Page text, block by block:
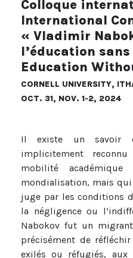
Colloque
International
« Vladimir
l’éducation
Education
CORNELL UNIVERSITY,
OCT. 31, NOV. 1-2, 2024
Il existe un savoir
implicitement
mobilité
mondialisation, mais qui
juge par les conditions
la négligence ou
Nabokov fut un
précisément de
exilés ou réfugiés, aux